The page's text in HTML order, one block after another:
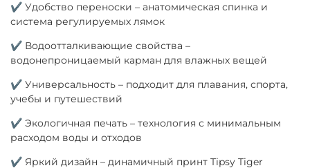
✔ Удобство переноски – анатомическая спинка и
система регулируемых лямок
✔ Водоотталкивающие свойства –
водонепроницаемый карман для влажных вещей
✔ Универсальность – подходит для плавания, спорта,
учебы и путешествий
✔ Экологичная печать – технология с минимальным
расходом воды и отходов
✔ Яркий дизайн – динамичный принт Tipsy Tiger